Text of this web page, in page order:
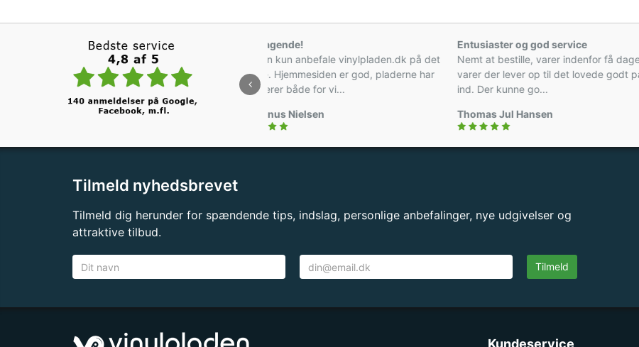
Fremragende!
Jeg kan kun anbefale vinylpladen.dk på det
højeste. Hjemmesiden er god, pladerne har
karakterer både for vi...
Jan Stinus Nielsen
Entusiaster og god service
Nemt at bestille, varer indenfor
varer der lever op til det
ind. Der kunne go...
Thomas Jul Hansen
Tilmeld nyhedsbrevet
Tilmeld dig herunder for spændende tips, indslag, personlige anbefalinger, nye udgivelser og
attraktive tilbud.
Tilmeld
Kundeservice